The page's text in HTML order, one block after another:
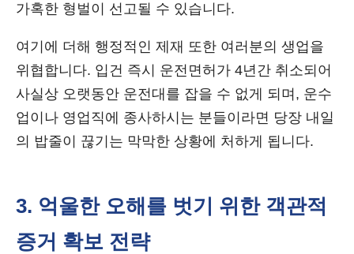
가혹한 형벌이 선고될 수 있습니다.
여기에 더해 행정적인 제재 또한 여러분의 생업을
위협합니다. 입건 즉시 운전면허가 4년간 취소되어
사실상 오랫동안 운전대를 잡을 수 없게 되며, 운수
업이나 영업직에 종사하시는 분들이라면 당장 내일
의 밥줄이 끊기는 막막한 상황에 처하게 됩니다.
3. 억울한 오해를 벗기 위한 객관적
증거 확보 전략